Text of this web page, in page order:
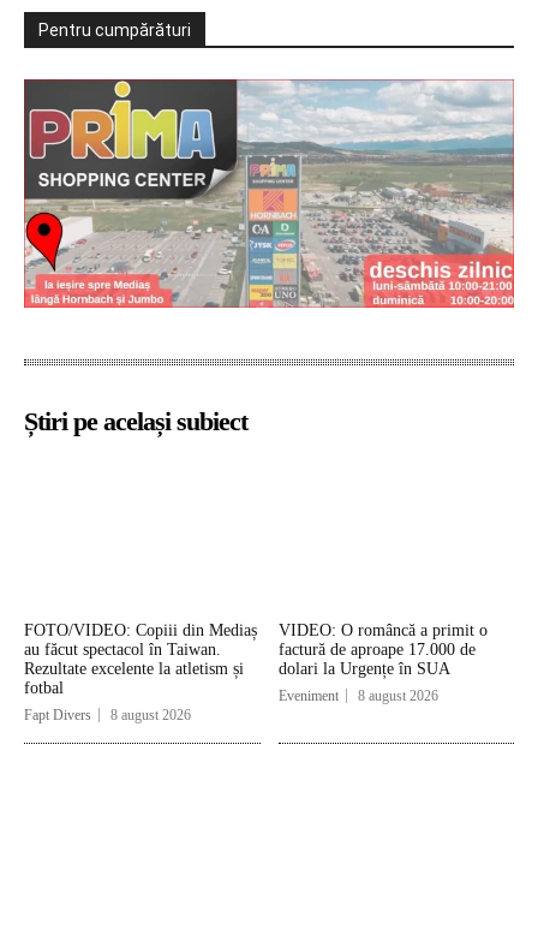
Pentru cumpărături
Știri pe același subiect
FOTO/VIDEO: Copiii din Mediaș
au făcut spectacol în Taiwan.
Rezultate excelente la atletism și
fotbal
Fapt Divers 8 august 2026
VIDEO: O româncă a primit o
factură de aproape 17.000 de
dolari la Urgențe în SUA
Eveniment 8 august 2026